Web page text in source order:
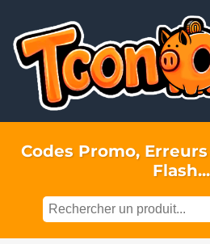
Codes Promo,
Flash...